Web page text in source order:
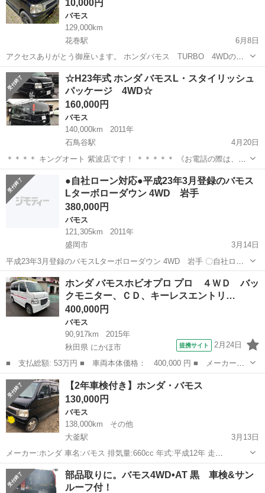
10,000円
バモス
129,000km
花巻駅
6月8日
アクセスありがとう御座います。 ホンダバモス TURBO 4WDの出
品です。 四駆のターボなので坂道も早いです。 初期費用や税金等コミ
コミの値段になります。 テーブル等そのまま全て付けます。 マ...
岩手 花巻市 花巻駅 バモス
☆H23年式 ホンダ バモスL・スタイリッシュ
パッケージ 4WD☆
160,000円
バモス
140,000km
2011年
石鳥谷駅
4月20日
＊＊＊＊ キングオート 紫波店です！ ＊＊＊＊＊ 《お電話の際は、ジ
モティーを見て…とお伝えください☆》
★★★★★★★★★★★★★★★★★★★★★★★ ！ホンダ バモス
L・スタイリッシュパッケージ！ ☆☆☆...
岩手 石鳥谷駅 バモス 4WD
●自社ローン対応●平成23年3月登録のバモス
Lターボローダウン 4WD 岩手
380,000円
バモス
121,305km
2011年
盛岡市
3月14日
平成23年3月登録のバモスLターボローダウン 4WD 岩手 〇自社ロー
ン対応中古車販売〇 ☆どなたでもローン対応可能☆
１、勤続年数の短い方や自営業の方 ２、パートをされる主婦の方や派
遣社員の...
岩手 盛岡市 バモス
ホンダ バモスホビオプロ プロ ４ＷＤ バッ
クモニター、ＣＤ、キーレスエントリ…
400,000円
バモス
90,917km
2015年
秋田県 にかほ市
提携サイト 2月24日
■ 支払総額: 53万円 ■ 車両本体価格： 400,000 円 ■ メーカー
名： ホンダ ■ 車種名： バモスホビオプロ ■ グレード名： プ
ロ ４ＷＤ バックモニター、ＣＤ、キーレスエントリー ■ 排気
量： 660cc...
秋田 にかほ市 バモス
【2年車検付き】ホンダ・バモス
130,000円
バモス
138,000km
その他
大釜駅
3月13日
メーカー:ホンダ 車名:バモス 排気量:660cc 年式:平成12年 走
行:138000km 色: ブラック 車検:4年3月 型式: GF-HM2 ドア数:5ドア 定
員:4人乗り 駆動:4WD 燃料:ガソリン車 ハンドル:...
岩手 滝沢市 大釜駅 バモス
部品取りに。バモス4WD•AT 黒 車検&サン
ルーフ付！